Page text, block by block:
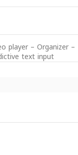
player – Organizer
text input